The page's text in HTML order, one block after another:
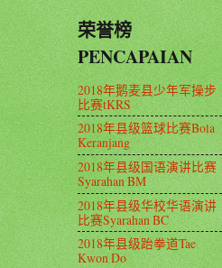
荣誉榜
PENCAPAIAN
2018年鹅麦县少年军操步
比赛tKRS
2018年县级篮球比赛Bola
Keranjang
2018年县级国语演讲比赛
Syarahan BM
2018年县级华校华语演讲
比赛Syarahan BC
2018年县级跆拳道Tae
Kwon Do